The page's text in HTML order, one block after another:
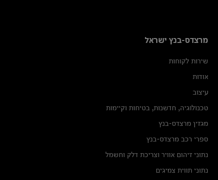
מרצדס-בנץ ישראל
שירות לקוחות
אודות
עיצוב
טכנולוגיה, חדשנות, בטיחות וקיימות
מגזין מרצדס-בנץ
ספרי רכב מרצדס-בנץ
נתוני זיהום אוויר וצריכת דלק וחשמל
נתוני תווית צמיגים